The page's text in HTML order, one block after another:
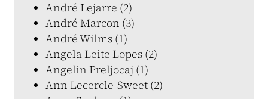
André Lejarre (2)
André Marcon (3)
André Wilms (1)
Angela Leite Lopes (2)
Angelin Preljocaj (1)
Ann Lecercle-Sweet (2)